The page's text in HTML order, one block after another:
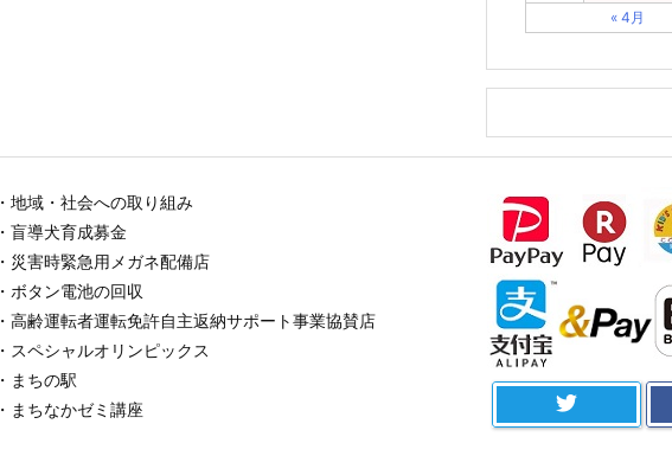
« 4月
・地域・社会への取り組み
・盲導犬育成募金
・災害時緊急用メガネ配備店
・ボタン電池の回収
・高齢運転者運転免許自主返納サポート事業協賛店
・スペシャルオリンピックス
・まちの駅
・まちなかゼミ講座